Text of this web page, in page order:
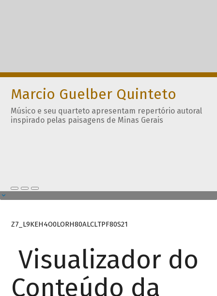
Marcio Guelber Quinteto
Músico e seu quarteto apresentam repertório autoral
inspirado pelas paisagens de Minas Gerais
Z7_L9KEH4O0LORH80ALCLTPF80S21
Visualizador do
Conteúdo da